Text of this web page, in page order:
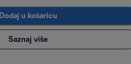
Dodaj u košaricu
Saznaj više